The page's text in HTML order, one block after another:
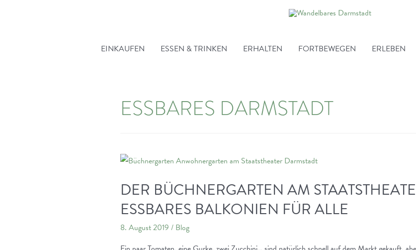
EINKAUFEN
ESSEN & TRINKEN ERHALTEN FORTBEWEGEN ERLEBEN
ESSBARES DARMSTADT
DER BÜCHNERGARTEN AM
ESSBARES BALKONIEN FÜR ALLE
8. August 2019 / Blog